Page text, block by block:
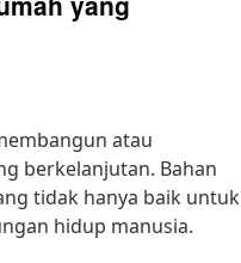
atau
berkelanjutan. Bahan
tidak hanya baik untuk
hidup manusia.